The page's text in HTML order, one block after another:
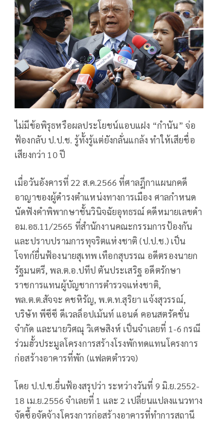
ไม่มีข้อพิรุธหรือผลประโยชน์แอบแฝง “กำนัน” จ่อ
ฟ้องกลับ ป.ป.ช. รู้ทั้งรู้แต่ยังกลั่นแกล้ง ทำให้เสียชื่อ
เสียงกว่า 10 ปี
เมื่อวันอังคารที่ 22 ส.ค.2566 ที่ศาลฎีกาแผนกคดี
อาญาของผู้ดำรงตำแหน่งทางการเมือง ศาลกำหนด
นัดฟังคำพิพากษาชั้นวินิจฉัยอุทธรณ์ คดีหมายเลขดำ
อม.อธ.11/2565 ที่สำนักงานคณะกรรมการป้องกัน
และปราบปรามการทุจริตแห่งชาติ (ป.ป.ช.) เป็น
โจทก์ยื่นฟ้องนายสุเทพ เทือกสุบรรณ อดีตรองนายก
รัฐมนตรี, พล.ต.อ.ปทีป ตันประเสริฐ อดีตรักษา
ราชการแทนผู้บัญชาการตำรวจแห่งชาติ,
พล.ต.ต.สัจจะ คชหิรัญ, พ.ต.ท.สุริยา แจ้งสุวรรณ์,
บริษัท พีซีซี ดีเวลล็อปเม้นท์ แอนด์ คอนสตรัคชั่น
จำกัด และนายวิศณุ วิเศษสิงห์ เป็นจำเลยที่ 1-6 กรณี
ร่วมฮั้วประมูลโครงการสร้างโรงพักทดแทนโครงการ
ก่อสร้างอาคารที่พัก (แฟลตตำรวจ)
โดย ป.ป.ช.ยื่นฟ้องสรุปว่า ระหว่างวันที่ 9 มิ.ย.2552-
18 เม.ย.2556 จำเลยที่ 1 และ 2 เปลี่ยนแปลงแนวทาง
จัดซื้อจัดจ้างโครงการก่อสร้างอาคารที่ทำการสถานี